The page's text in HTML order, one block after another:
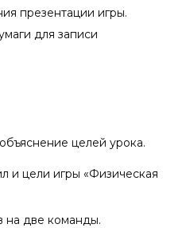
презентации игры.
для записи
целей урока.
и цели игры «Физическая
на две команды.